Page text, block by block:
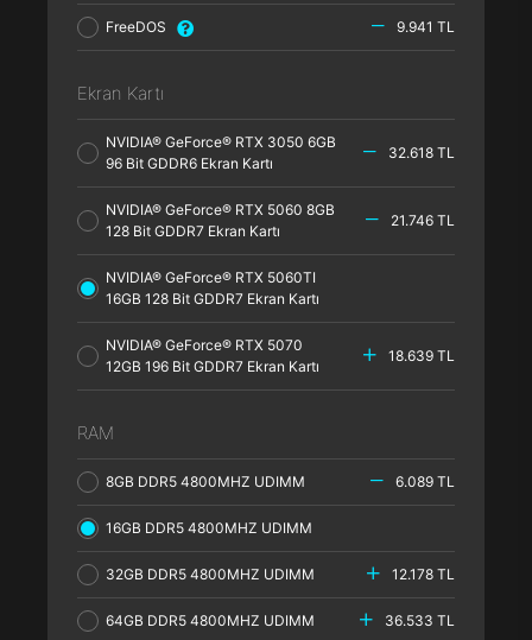
FreeDOS 9.941 TL
Ekran Kartı
NVIDIA® GeForce® RTX 3050 6GB
96 Bit GDDR6 Ekran Kartı
32.618 TL
NVIDIA® GeForce® RTX 5060 8GB
128 Bit GDDR7 Ekran Kartı
21.746 TL
NVIDIA® GeForce® RTX 5060TI
16GB 128 Bit GDDR7 Ekran Kartı
NVIDIA® GeForce® RTX 5070
12GB 196 Bit GDDR7 Ekran Kartı
18.639 TL
RAM
8GB DDR5 4800MHZ UDIMM 6.089 TL
16GB DDR5 4800MHZ UDIMM
32GB DDR5 4800MHZ UDIMM 12.178 TL
64GB DDR5 4800MHZ UDIMM 36.533 TL